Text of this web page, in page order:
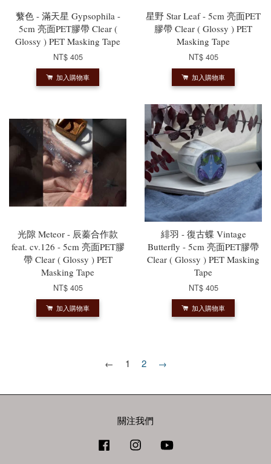
蘩色 - 滿天星 Gypsophila -
5cm 亮面PET膠帶 Clear (
Glossy ) PET Masking Tape
NT$ 405
加入購物車
星野 Star Leaf - 5cm 亮面PET
膠帶 Clear ( Glossy ) PET
Masking Tape
NT$ 405
加入購物車
光隙 Meteor - 辰蓁合作款
feat. cv.126 - 5cm 亮面PET膠
帶 Clear ( Glossy ) PET
Masking Tape
NT$ 405
加入購物車
緋羽 - 復古蝶 Vintage
Butterfly - 5cm 亮面PET膠帶
Clear ( Glossy ) PET Masking
Tape
NT$ 405
加入購物車
← 1 2 →
關注我們
Facebook Instagram